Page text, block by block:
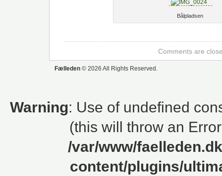
Bålpladsen
Comments are
Fælleden © 2026 All Rights Reserved.
Warning: Use of undefined
(this will throw an
/var/www/
content/plugins/